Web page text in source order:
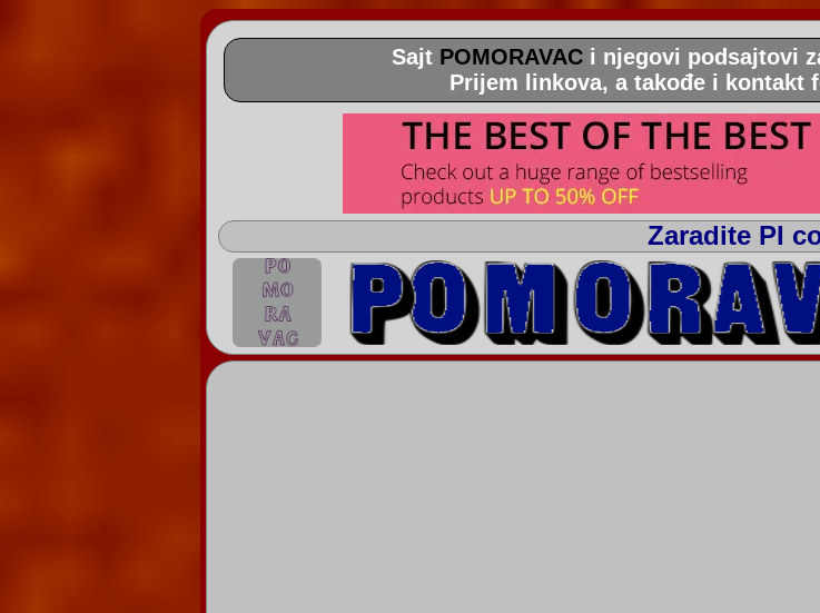
Sajt POMORAVAC i njegovi podsajtovi
Prijem linkova, a takođe i kontakt
Zaradite PI